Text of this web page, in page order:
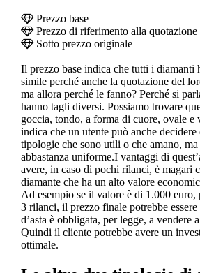
Prezzo base
Prezzo di riferimento alla quotazione
Sotto prezzo originale
Il prezzo base indica che tutti i diamanti
simile perché anche la quotazione del
ma allora perché le fanno? Perché si
hanno tagli diversi. Possiamo trovare
goccia, tondo, a forma di cuore, ovale e
indica che un utente può anche
tipologie che sono utili o che amano,
abbastanza uniforme.I vantaggi di
avere, in caso di pochi rilanci, è magari
diamante che ha un alto valore
Ad esempio se il valore è di 1.000 euro,
3 rilanci, il prezzo finale potrebbe
d’asta è obbligata, per legge, a vendere
Quindi il cliente potrebbe avere un
ottimale.